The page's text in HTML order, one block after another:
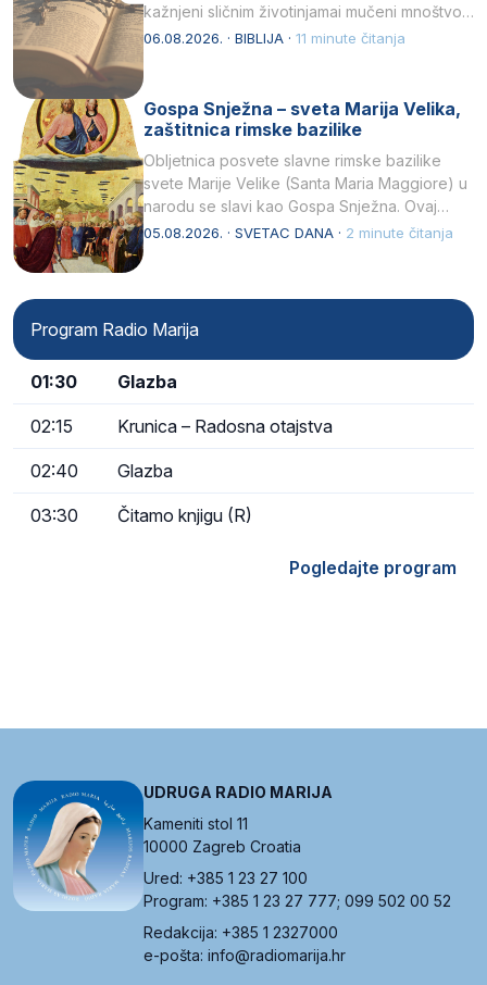
kažnjeni sličnim životinjamai mučeni mnoštvom
kukaca.2 A narod…
06.08.2026. · BIBLIJA · 11 minute čitanja
Gospa Snježna – sveta Marija Velika,
zaštitnica rimske bazilike
Obljetnica posvete slavne rimske bazilike
svete Marije Velike (Santa Maria Maggiore) u
narodu se slavi kao Gospa Snježna. Ovaj
naziv, Sancta Maria…
05.08.2026. · SVETAC DANA · 2 minute čitanja
Program Radio Marija
01:30 Glazba
02:15 Krunica – Radosna otajstva
02:40 Glazba
03:30 Čitamo knjigu (R)
Pogledajte program
UDRUGA RADIO MARIJA
Kameniti stol 11
10000 Zagreb Croatia
Ured: +385 1 23 27 100
Program: +385 1 23 27 777; 099 502 00 52
Redakcija: +385 1 2327000
e-pošta: info@radiomarija.hr